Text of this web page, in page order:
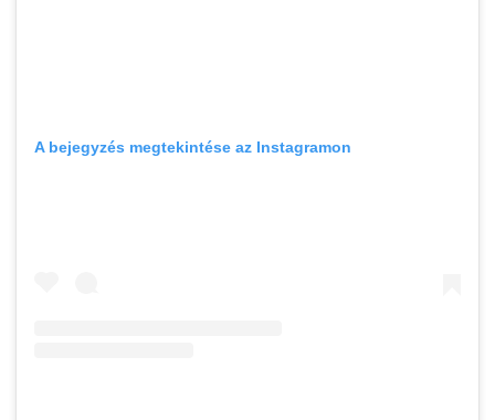
A bejegyzés megtekintése az Instagramon